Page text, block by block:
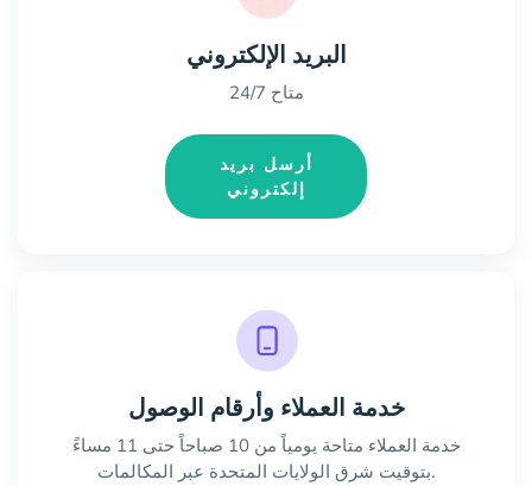
البريد الإلكتروني
متاح 24/7
أرسل بريد
إلكتروني
خدمة العملاء وأرقام الوصول
خدمة العملاء متاحة يومياً من 10 صباحاً حتى 11 مساءً
بتوقيت شرق الولايات المتحدة عبر المكالمات.